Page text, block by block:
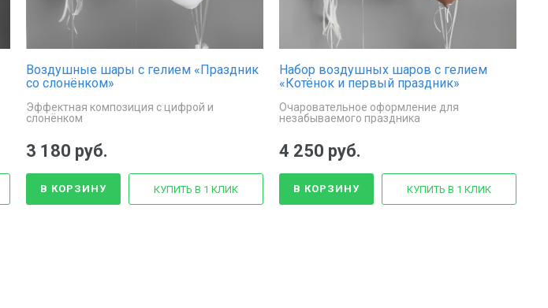
Воздушные шары с гелием «Праздник
со слонёнком»
Эффектная композиция с цифрой и
слонёнком
3 180 руб.
В КОРЗИНУ КУПИТЬ В 1 КЛИК
Набор воздушных шаров с гелием
«Котёнок и первый праздник»
Очаровательное оформление для
незабываемого праздника
4 250 руб.
В КОРЗИНУ КУПИТЬ В 1 КЛИК